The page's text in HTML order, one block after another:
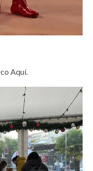
Aquí.